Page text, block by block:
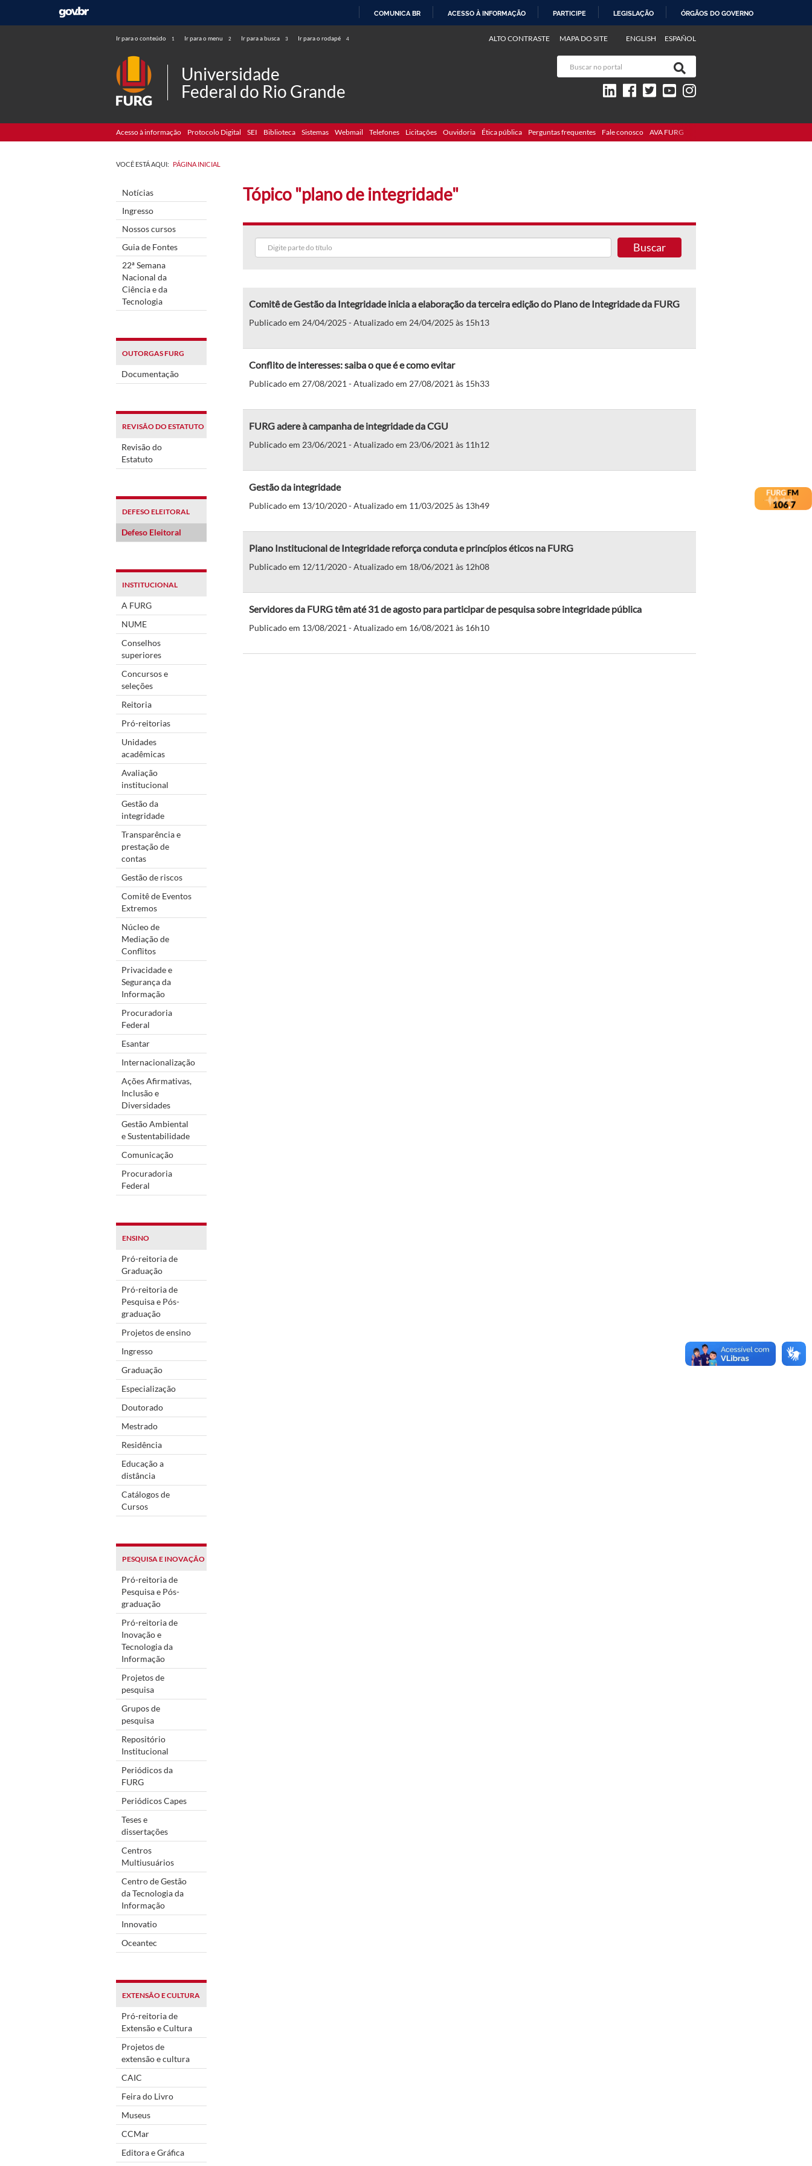
COMUNICA BR ACESSO À INFORMAÇÃO PARTICIPE LEGISLAÇÃO ÓRGÃOS DO GOVERNO
Ir para o conteúdo 1 Ir para o menu 2 Ir para a busca 3 Ir para o rodapé 4 ENGLISH ESPAÑOL
ALTO CONTRASTE MAPA DO SITE
Universidade
Federal do Rio Grande
Acesso à informação Protocolo Digital SEI Biblioteca Sistemas Webmail Telefones Licitações Ouvidoria Ética pública Perguntas frequentes Fale conosco AVA FURG
VOCÊ ESTÁ AQUI: PÁGINA INICIAL
Notícias
Ingresso
Nossos cursos
Guia de Fontes
22ª Semana
Nacional da
Ciência e da
Tecnologia
OUTORGAS FURG
Documentação
REVISÃO DO ESTATUTO
Revisão do
Estatuto
DEFESO ELEITORAL
Defeso Eleitoral
INSTITUCIONAL
A FURG
NUME
Conselhos
superiores
Concursos e
seleções
Reitoria
Pró-reitorias
Unidades
acadêmicas
Avaliação
institucional
Gestão da
integridade
Transparência e
prestação de
contas
Gestão de riscos
Comitê de Eventos
Extremos
Núcleo de
Mediação de
Conflitos
Privacidade e
Segurança da
Informação
Procuradoria
Federal
Esantar
Internacionalização
Ações Afirmativas,
Inclusão e
Diversidades
Gestão Ambiental
e Sustentabilidade
Comunicação
Procuradoria
Federal
ENSINO
Pró-reitoria de
Graduação
Pró-reitoria de
Pesquisa e Pós-
graduação
Projetos de ensino
Ingresso
Graduação
Especialização
Doutorado
Mestrado
Residência
Educação a
distância
Catálogos de
Cursos
PESQUISA E INOVAÇÃO
Pró-reitoria de
Pesquisa e Pós-
graduação
Pró-reitoria de
Inovação e
Tecnologia da
Informação
Projetos de
pesquisa
Grupos de
pesquisa
Repositório
Institucional
Periódicos da
FURG
Periódicos Capes
Teses e
dissertações
Centros
Multiusuários
Centro de Gestão
da Tecnologia da
Informação
Innovatio
Oceantec
EXTENSÃO E CULTURA
Pró-reitoria de
Extensão e Cultura
Projetos de
extensão e cultura
CAIC
Feira do Livro
Museus
CCMar
Editora e Gráfica
Tópico "plano de integridade"
Buscar
Comitê de Gestão da Integridade inicia a elaboração da terceira edição do Plano de Integridade da FURG
Publicado em 24/04/2025 - Atualizado em 24/04/2025 às 15h13
Conflito de interesses: saiba o que é e como evitar
Publicado em 27/08/2021 - Atualizado em 27/08/2021 às 15h33
FURG adere à campanha de integridade da CGU
Publicado em 23/06/2021 - Atualizado em 23/06/2021 às 11h12
Gestão da integridade
Publicado em 13/10/2020 - Atualizado em 11/03/2025 às 13h49
Plano Institucional de Integridade reforça conduta e princípios éticos na FURG
Publicado em 12/11/2020 - Atualizado em 18/06/2021 às 12h08
Servidores da FURG têm até 31 de agosto para participar de pesquisa sobre integridade pública
Publicado em 13/08/2021 - Atualizado em 16/08/2021 às 16h10